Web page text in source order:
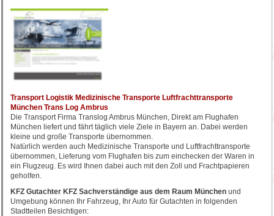
Transport Logistik Medizinische Transporte Luftfrachttransporte
München Trans Log Ambrus
Die Transport Firma Translog Ambrus München, Direkt am Flughafen
München liefert und fährt täglich viele Ziele in Bayern an. Dabei werden
kleine und große Transporte übernommen.
Natürlich werden auch Medizinische Transporte und Luftfrachttransporte
übernommen, Lieferung vom Flughafen bis zum einchecken der Waren in
ein Flugzeug. Es wird Ihnen dabei auch mit den Zoll und Frachtpapieren
geholfen.
KFZ Gutachter KFZ Sachverständige aus dem Raum München und
Umgebung können Ihr Fahrzeug, Ihr Auto für Gutachten in folgenden
Stadtteilen Besichtigen: